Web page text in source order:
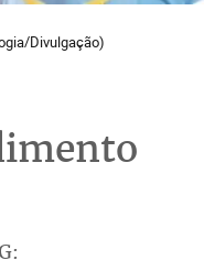
Divulgação)